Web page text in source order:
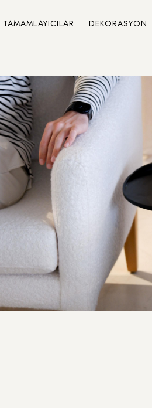
TAMAMLAYICILAR DEKORASYON